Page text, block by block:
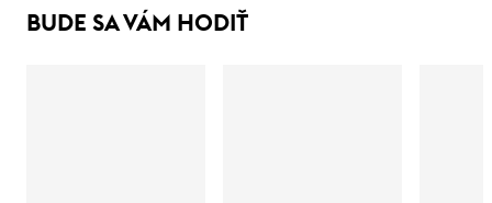
BUDE SA VÁM HODIŤ